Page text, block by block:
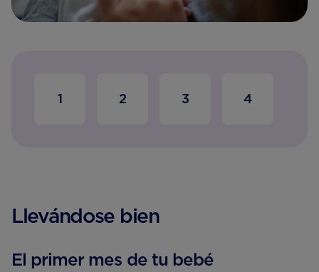
1 2 3 4
Llevándose bien
El primer mes de tu bebé